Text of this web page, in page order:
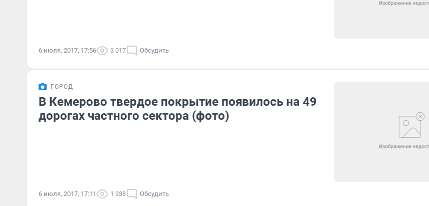
6 июля, 2017, 17:56 3 017 Обсудить
ГОРОД
В Кемерово твердое покрытие появилось на 49
дорогах частного сектора (фото)
6 июля, 2017, 17:11 1 938 Обсудить